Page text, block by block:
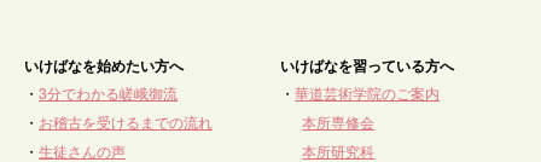
いけばなを始めたい方へ
・ 3分でわかる嵯峨御流
・ お稽古を受けるまでの流れ
・ 生徒さんの声
いけばなを習っている方へ
・華道芸術学院のご案内
本所専修会
本所研究科